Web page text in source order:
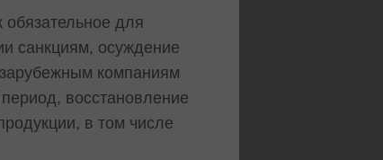
обязательное для
санкциям, осуждение
зарубежным компаниям
восстановление
в том числе